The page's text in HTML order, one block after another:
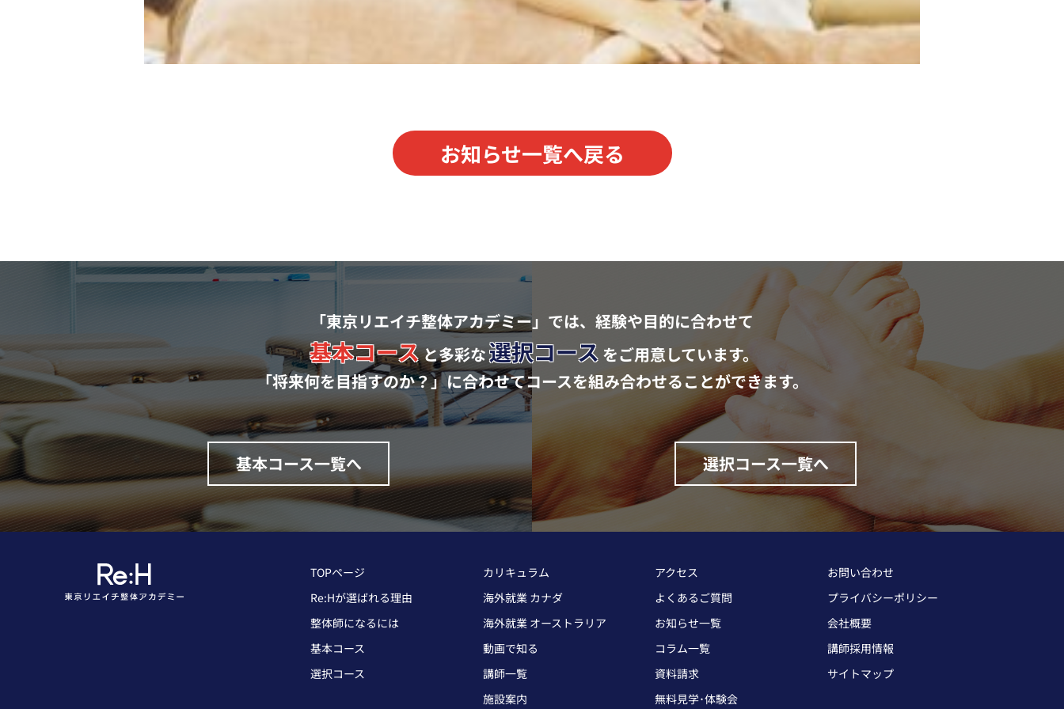
お知らせ一覧へ戻る
「東京リエイチ整体アカデミー」では、 経験や目的に合わせて
基本コースと多彩な選択コース をご用意しています。
「将来何を目指すのか？」に合わせてコースを組み合わせることができます。
基本コース一覧へ 選択コース一覧へ
TOPページ
Re:Hが選ばれる理由
整体師になるには
基本コース
選択コース
カリキュラム
海外就業 カナダ
海外就業 オーストラリア
動画で知る
講師一覧
施設案内
アクセス
よくあるご質問
お知らせ一覧
コラム一覧
資料請求
無料見学･体験会
お問い合わせ
プライバシーポリシー
会社概要
講師採用情報
サイトマップ